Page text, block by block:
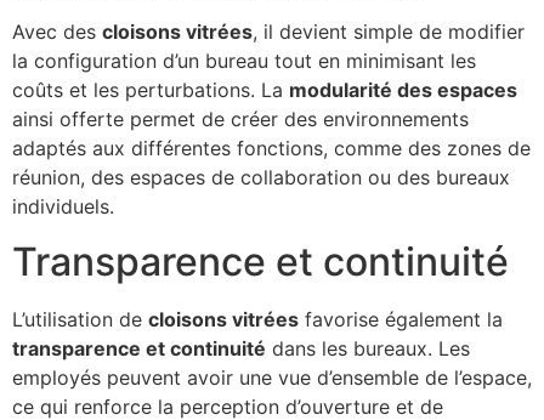
Avec des cloisons vitrées, il devient simple de modifier
la configuration d’un bureau tout en minimisant les
coûts et les perturbations. La modularité des espaces
ainsi offerte permet de créer des environnements
adaptés aux différentes fonctions, comme des zones de
réunion, des espaces de collaboration ou des bureaux
individuels.
Transparence et continuité
L’utilisation de cloisons vitrées favorise également la
transparence et continuité dans les bureaux. Les
employés peuvent avoir une vue d’ensemble de l’espace,
ce qui renforce la perception d’ouverture et de